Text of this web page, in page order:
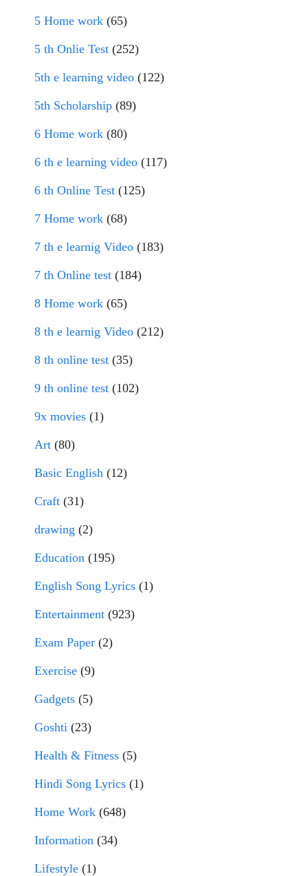
5 Home work (65)
5 th Onlie Test (252)
5th e learning video (122)
5th Scholarship (89)
6 Home work (80)
6 th e learning video (117)
6 th Online Test (125)
7 Home work (68)
7 th e learnig Video (183)
7 th Online test (184)
8 Home work (65)
8 th e learnig Video (212)
8 th online test (35)
9 th online test (102)
9x movies (1)
Art (80)
Basic English (12)
Craft (31)
drawing (2)
Education (195)
English Song Lyrics (1)
Entertainment (923)
Exam Paper (2)
Exercise (9)
Gadgets (5)
Goshti (23)
Health & Fitness (5)
Hindi Song Lyrics (1)
Home Work (648)
Information (34)
Lifestyle (1)